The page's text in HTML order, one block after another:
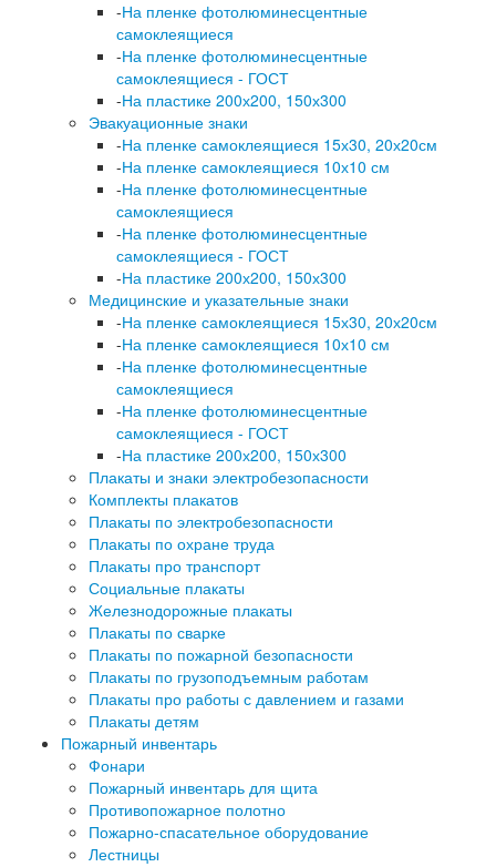
-На пленке фотолюминесцентные
самоклеящиеся
-На пленке фотолюминесцентные
самоклеящиеся - ГОСТ
-На пластике 200х200, 150х300
Эвакуационные знаки
-На пленке самоклеящиеся 15х30, 20х20см
-На пленке самоклеящиеся 10х10 см
-На пленке фотолюминесцентные
самоклеящиеся
-На пленке фотолюминесцентные
самоклеящиеся - ГОСТ
-На пластике 200х200, 150х300
Медицинские и указательные знаки
-На пленке самоклеящиеся 15х30, 20х20см
-На пленке самоклеящиеся 10х10 см
-На пленке фотолюминесцентные
самоклеящиеся
-На пленке фотолюминесцентные
самоклеящиеся - ГОСТ
-На пластике 200х200, 150х300
Плакаты и знаки электробезопасности
Комплекты плакатов
Плакаты по электробезопасности
Плакаты по охране труда
Плакаты про транспорт
Социальные плакаты
Железнодорожные плакаты
Плакаты по сварке
Плакаты по пожарной безопасности
Плакаты по грузоподъемным работам
Плакаты про работы с давлением и газами
Плакаты детям
Пожарный инвентарь
Фонари
Пожарный инвентарь для щита
Противопожарное полотно
Пожарно-спасательное оборудование
Лестницы